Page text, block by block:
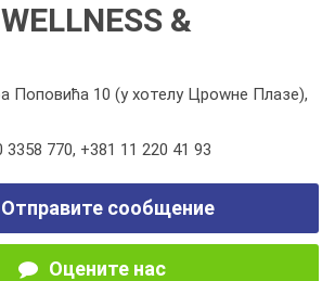
&
Поповића 10 (у хотелу Цроwне Плазе),
3358 770, +381 11 220 41 93
Отправите сообщение
Оцените нас